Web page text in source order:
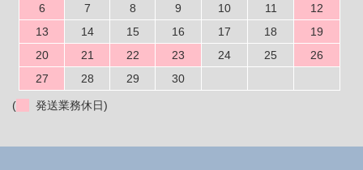
6
7 8 9 10 11
12
13
14 15 16 17 18
19
20
21 22 23 24 25
26
27
28 29 30
( 発送業務休日)